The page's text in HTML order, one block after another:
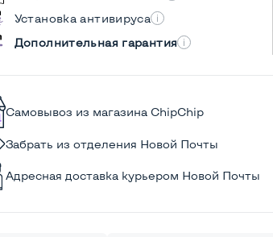
Установка антивируса
Дополнительная гарантия
Самовывоз из магазина ChipChip
Забрать из отделения Новой Почты
Адресная доставка курьером Новой Почты